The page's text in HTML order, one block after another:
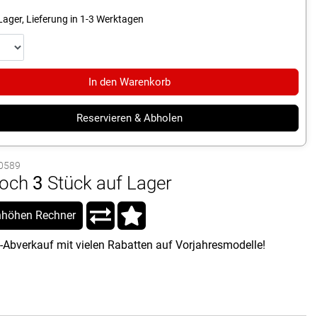
Lieferung in 1-3 Werktagen
In den Warenkorb
Reservieren & Abholen
3 Stück auf Lager
Rechner
Abverkauf mit vielen Rabatten auf Vorjahresmodelle!